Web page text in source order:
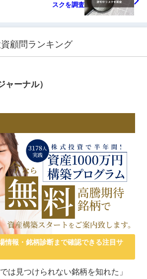
スクを調査
資顧問ランキング
ーナル）
情報・銘柄診断まで確認できる注目サ
は見つけられない銘柄を知れた」